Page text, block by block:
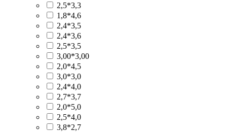
2,5*3,3
1,8*4,6
2,4*3,5
2,4*3,6
2,5*3,5
3,00*3,00
2,0*4,5
3,0*3,0
2,4*4,0
2,7*3,7
2,0*5,0
2,5*4,0
3,8*2,7